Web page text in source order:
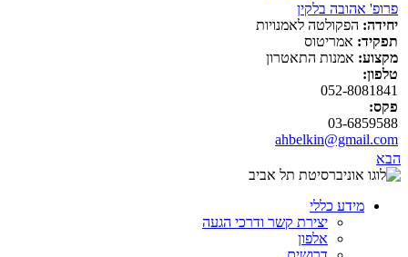
פרופ' אהובה בלקין
יחידה: הפקולטה לאמנויות
תפקיד: אמריטוס
מקצוע: אמנות התאטרון
טלפון:
052-8081841
פקס:
03-6859588
ahbelkin@gmail.com
הבא
מידע כללי
יצירת קשר ודרכי הגעה
אלפון